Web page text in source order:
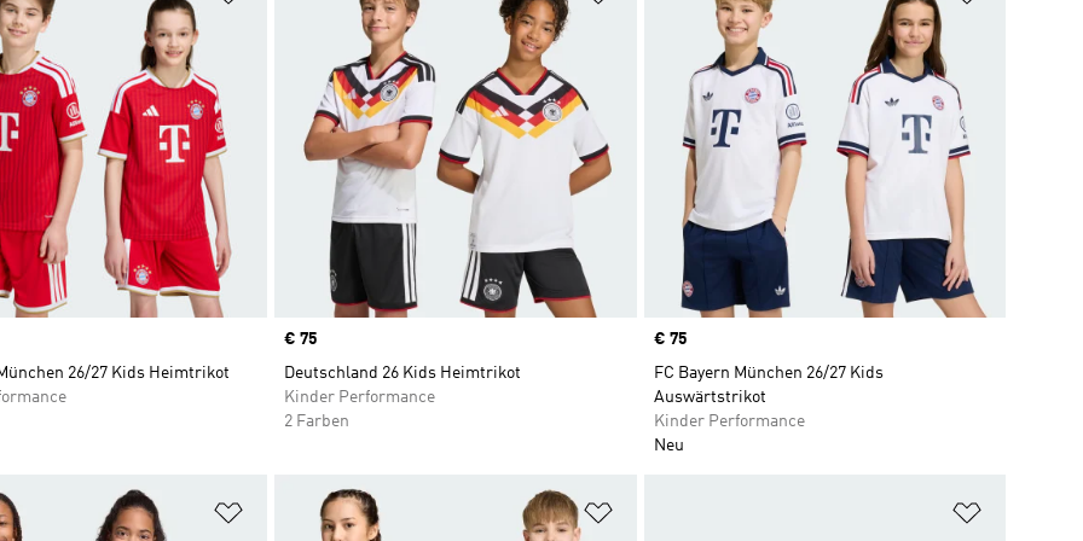
26/27 Kids Heimtrikot
Price
€ 75
Deutschland 26 Kids Heimtrikot
Kinder Performance
2 Farben
Price
€ 75
FC Bayern München 26/27 Kids
Auswärtstrikot
Kinder Performance
Neu
hinzufügen Zur Wunschliste hinzufügen